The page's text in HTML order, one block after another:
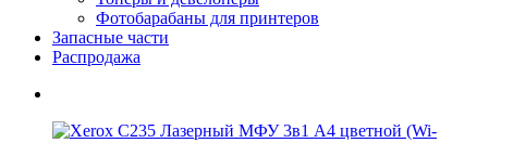
Фотобарабаны для принтеров
Запасные части
Распродажа